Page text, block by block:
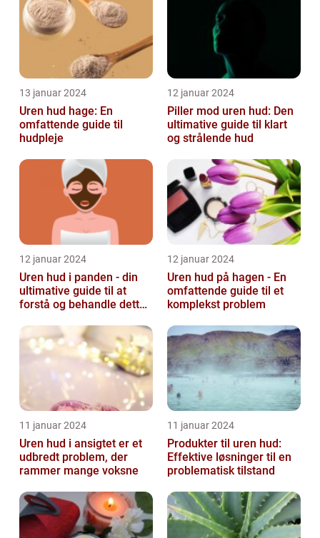
13 januar 2024
Uren hud hage: En
omfattende guide til
hudpleje
12 januar 2024
Piller mod uren hud: Den
ultimative guide til klart
og strålende hud
12 januar 2024
Uren hud i panden - din
ultimative guide til at
forstå og behandle dette
12 januar 2024
Uren hud på hagen - En
omfattende guide til et
komplekst problem
11 januar 2024
Uren hud i ansigtet er et
udbredt problem, der
rammer mange voksne
11 januar 2024
Produkter til uren hud:
Effektive løsninger til en
problematisk tilstand